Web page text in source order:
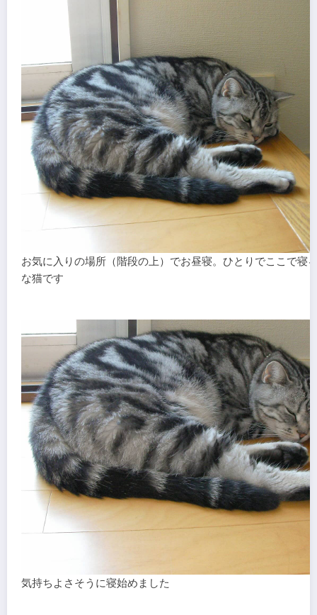
お気に入りの場所（階段の上）でお昼寝。ひとりでここで寝
な猫です
気持ちよさそうに寝始めました